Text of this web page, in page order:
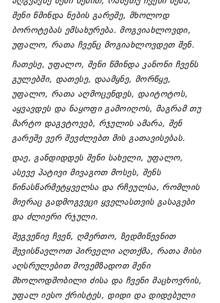
შენი წმინდა ნების გარეშე, მხოლოდ
ბოროტებას ემსახურება. მოგვიახლოვდი,
უფალო, რათა ჩვენც მოგიახლოვდეთ შენ.
ჩათესე, უფალო, შენი წმინდა კანონი ჩვენს
გულებში, დათესე, დაამყნე, მორწყე,
უფალო, რათა აღმოცენდეს, დაიტოტოს,
აყვავდეს და ნაყოფი გამოიღოს, მაგრამ თუ
მარტო დაგვტოვებ, რჯულის ამარა, შენ
გარეშე ვერ შევძლებთ მის გათავისებას.
დაე, განდიდდეს შენი სახელი, უფალო,
ასევე პატივი მივაგოთ მოსეს, შენს
წინასწარმეტყველსა და რჩეულსა, რომლის
მიერაც გადმოგვეცი ყველასთვის გასაგები
და ძლიერი რჯული.
შეგვეწიე ჩვენ, ღმერთო, ზედმიწევნით
შევისწავლოთ პირველი აღთქმა, რათა მისი
აღსრულებით მოვემზადოთ შენი
მხოლოდშობილი ძისა და ჩვენი მაცხოვრის,
უფალ იესო ქრისტეს, დიდი და დიდებული